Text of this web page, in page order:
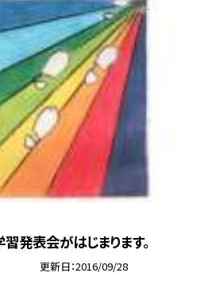
習発表会がはじまります。
更新日 2016/09/28